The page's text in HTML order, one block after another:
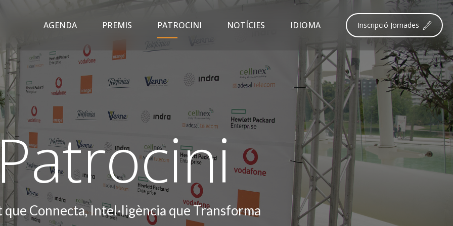
AGENDA PREMIS PATROCINI NOTÍCIES IDIOMA
VALENCIÀ
Inscripció Jornades
que Connecta, Intel·ligència que Transforma